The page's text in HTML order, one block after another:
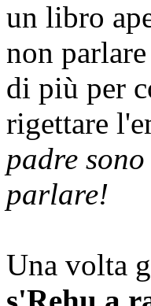
un libro
non
di più per
rigettare
padre
parlare!
Una volta